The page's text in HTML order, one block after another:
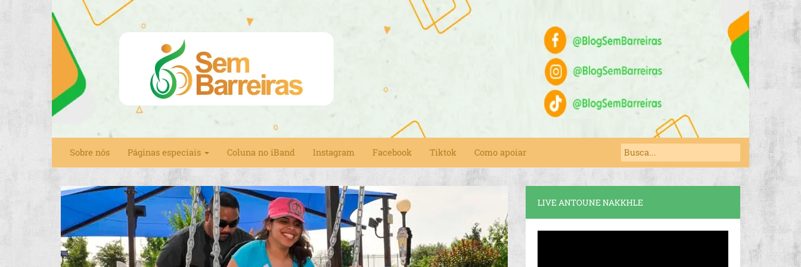
Sobre nós Páginas especiais Coluna no iBand Instagram Facebook Tiktok Como apoiar
LIVE ANTOUNE NAKKHLE